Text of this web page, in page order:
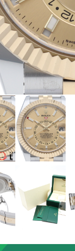
新品状態。
展示品などの未使用
未使用同様品。
僅かな傷、汚れは